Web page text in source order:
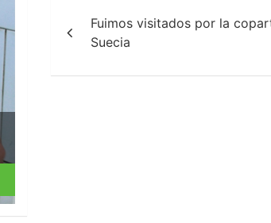
de
Fuimos visitados por la
Suecia